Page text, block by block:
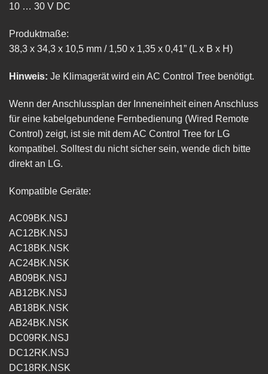
10 … 30 V DC
Produktmaße:
38,3 x 34,3 x 10,5 mm / 1,50 x 1,35 x 0,41” (L x B x H)
Hinweis: Je Klimagerät wird ein AC Control Tree benötigt.
Wenn der Anschlussplan der Inneneinheit einen Anschluss
für eine kabelgebundene Fernbedienung (Wired Remote
Control) zeigt, ist sie mit dem AC Control Tree for LG
kompatibel. Solltest du nicht sicher sein, wende dich bitte
direkt an LG.
Kompatible Geräte:
AC09BK.NSJ
AC12BK.NSJ
AC18BK.NSK
AC24BK.NSK
AB09BK.NSJ
AB12BK.NSJ
AB18BK.NSK
AB24BK.NSK
DC09RK.NSJ
DC12RK.NSJ
DC18RK.NSK